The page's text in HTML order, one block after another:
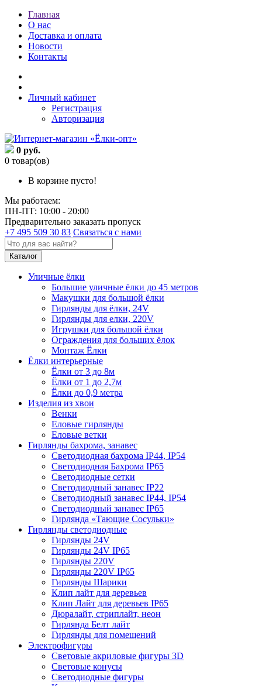
Главная
О нас
Доставка и оплата
Новости
Контакты
Личный кабинет
Регистрация
Авторизация
0 руб.
0 товар(ов)
В корзине пусто!
Мы работаем:
ПН-ПТ: 10:00 - 20:00
Предварительно заказать пропуск
+7 495 509 30 83 Связаться с нами
Каталог
Уличные ёлки
Большие уличные ёлки до 45 метров
Макушки для большой ёлки
Гирлянды для ёлки, 24V
Гирлянды для елки, 220V
Игрушки для большой ёлки
Ограждения для больших ёлок
Монтаж Ёлки
Ёлки интерьерные
Ёлки от 3 до 8м
Ёлки от 1 до 2,7м
Ёлки до 0,9 метра
Изделия из хвои
Венки
Еловые гирлянды
Еловые ветки
Гирлянды бахрома, занавес
Светодиодная бахрома IP44, IP54
Светодиодная Бахрома IP65
Светодиодные сетки
Светодиодный занавес IP22
Светодиодный занавес IP44, IP54
Светодиодный занавес IP65
Гирлянда «Тающие Сосульки»
Гирлянды светодиодные
Гирлянды 24V
Гирлянды 24V IP65
Гирлянды 220V
Гирлянды 220V IP65
Гирлянды Шарики
Клип лайт для деревьев
Клип Лайт для деревьев IP65
Дюралайт, стриплайт, неон
Гирлянда Белт лайт
Гирлянды для помещений
Электрофигуры
Световые акриловые фигуры 3D
Световые конусы
Светодиодные фигуры